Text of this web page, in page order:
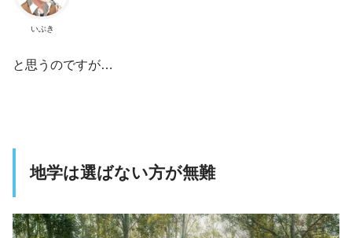
いぶき
と思うのですが…
地学は選ばない方が無難